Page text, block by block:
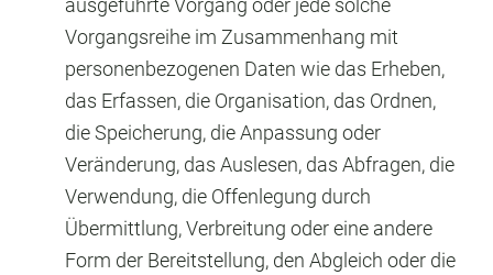
ausgeführte Vorgang oder jede solche
Vorgangsreihe im Zusammenhang mit
personenbezogenen Daten wie das Erheben,
das Erfassen, die Organisation, das Ordnen,
die Speicherung, die Anpassung oder
Veränderung, das Auslesen, das Abfragen, die
Verwendung, die Offenlegung durch
Übermittlung, Verbreitung oder eine andere
Form der Bereitstellung, den Abgleich oder die